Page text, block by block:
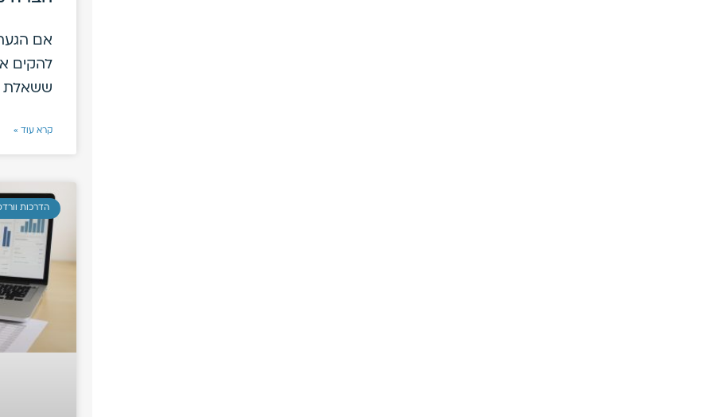
אם
להקים
ששאלת
קרא עוד »
הדרכות